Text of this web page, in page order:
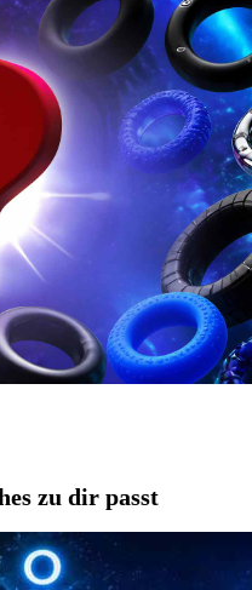
zu dir passt